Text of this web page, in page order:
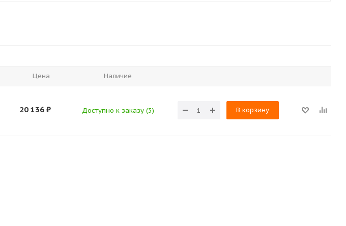
Цена Наличие
20 136 ₽ Доступно к заказу (3) В корзину